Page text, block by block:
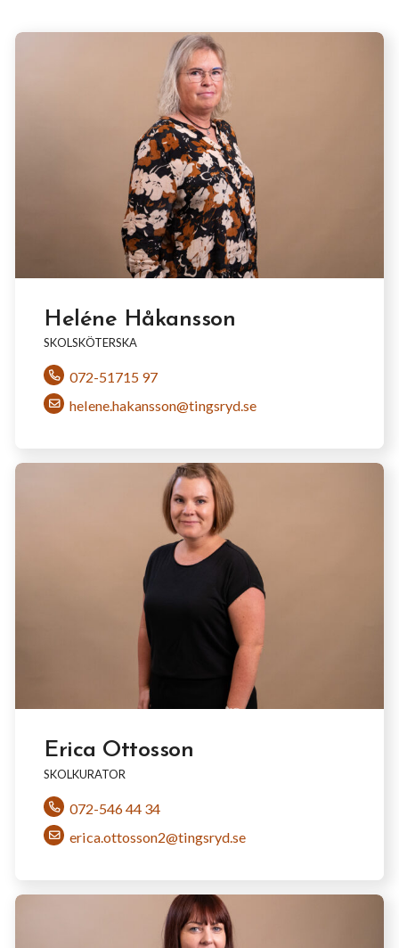
Heléne Håkansson
SKOLSKÖTERSKA
072-51715 97
helene.hakansson@tingsryd.se
Erica Ottosson
SKOLKURATOR
072-546 44 34
erica.ottosson2@tingsryd.se